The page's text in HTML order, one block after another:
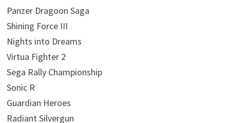
Panzer Dragoon Saga
Shining Force III
Nights into Dreams
Virtua Fighter 2
Sega Rally Championship
Sonic R
Guardian Heroes
Radiant Silvergun